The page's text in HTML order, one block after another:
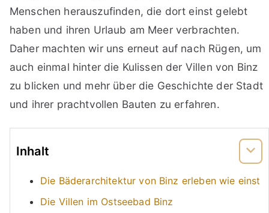
Menschen herauszufinden, die dort einst gelebt
haben und ihren Urlaub am Meer verbrachten.
Daher machten wir uns erneut auf nach Rügen, um
auch einmal hinter die Kulissen der Villen von Binz
zu blicken und mehr über die Geschichte der Stadt
und ihrer prachtvollen Bauten zu erfahren.
Inhalt
Die Bäderarchitektur von Binz erleben wie einst
Die Villen im Ostseebad Binz